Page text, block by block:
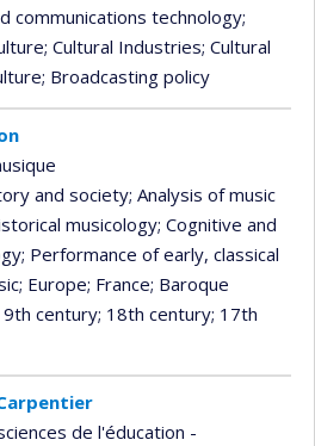
communications technology;
; Cultural Industries; Cultural
; Broadcasting policy
and society; Analysis of music
musicology; Cognitive and
; Performance of early, classical
; Europe; France; Baroque
century; 18th century; 17th
de l'éducation -